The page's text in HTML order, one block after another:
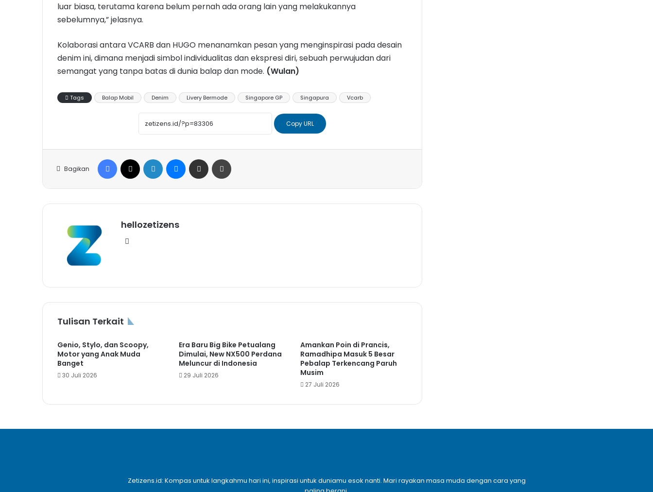
luar biasa, terutama karena belum pernah ada orang lain yang melakukannya
sebelumnya,” jelasnya.
Kolaborasi antara VCARB dan HUGO menanamkan pesan yang menginspirasi pada desain
denim ini, dimana menjadi simbol individualitas dan ekspresi diri, sebuah perwujudan dari
semangat yang tanpa batas di dunia balap dan mode. (Wulan)
Tags Balap Mobil Denim Livery Bermode Singapore GP Singapura Vcarb
Copy URL
Bagikan
Facebook LinkedIn Messenger
Share via Email
hellozetizens
Tulisan Terkait
Genio, Stylo, dan Scoopy,
Motor yang Anak Muda
Banget
30 Juli 2026
Era Baru Big Bike Petualang
Dimulai, New NX500 Perdana
Meluncur di Indonesia
29 Juli 2026
Amankan Poin di Prancis,
Ramadhipa Masuk 5 Besar
Pebalap Terkencang Paruh
Musim
27 Juli 2026
Zetizens.id: Kompas untuk langkahmu hari ini, inspirasi untuk duniamu esok nanti. Mari rayakan masa muda dengan cara yang